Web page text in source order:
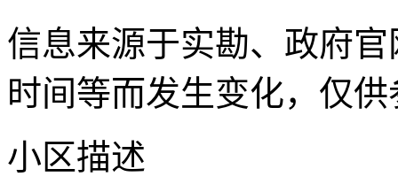
信息来源于实勘、政府
时间等而发生变化，仅
小区描述